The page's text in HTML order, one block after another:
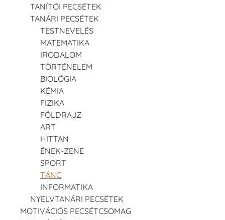
TANÍTÓI PECSÉTEK
TANÁRI PECSÉTEK
TESTNEVELÉS
MATEMATIKA
IRODALOM
TÖRTÉNELEM
BIOLÓGIA
KÉMIA
FIZIKA
FÖLDRAJZ
ART
HITTAN
ÉNEK-ZENE
SPORT
TÁNC
INFORMATIKA
NYELVTANÁRI PECSÉTEK
MOTIVÁCIÓS PECSÉTCSOMAG